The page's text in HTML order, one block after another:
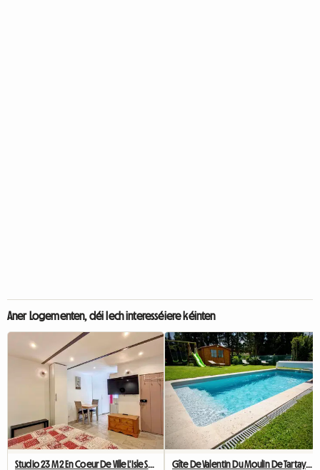
Aner Logementen, déi Iech interesséiere kéinten
Gîte De Valentin Du Moulin De Tartay En Avignon